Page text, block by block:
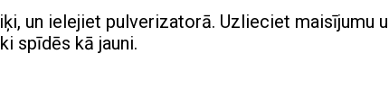
un ielejiet pulverizatorā. Uzlieciet maisījumu
spīdēs kā jauni.